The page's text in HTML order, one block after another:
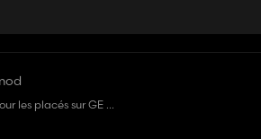
les placés sur GE x)